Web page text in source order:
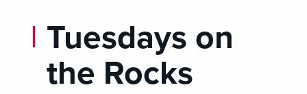
Tuesdays on
the Rocks